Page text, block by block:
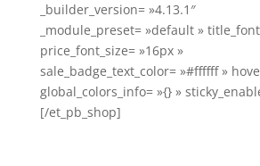
_builder_version= »4.13.1″
_module_preset= »default »
price_font_size= »16px »
sale_badge_text_color= »#ffffff »
global_colors_info= »{} »
[/et_pb_shop]